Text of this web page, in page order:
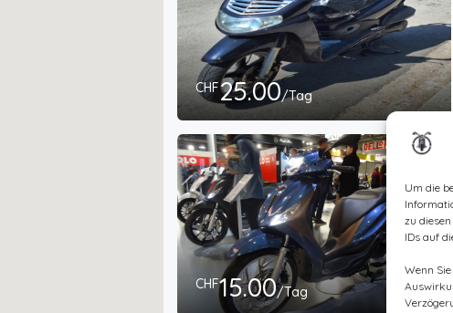
Um die
zu
IDs auf
Wenn
CHF25.00/Tag
CHF15.00/Tag